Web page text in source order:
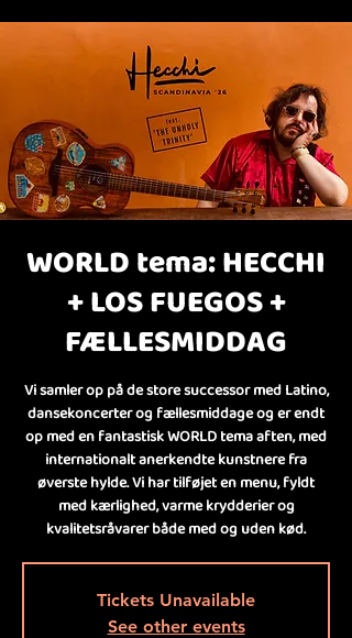
WORLD tema: HECCHI
+ LOS FUEGOS +
FÆLLESMIDDAG
Vi samler op på de store successor med Latino,
dansekoncerter og fællesmiddage og er endt
op med en fantastisk WORLD tema aften, med
internationalt anerkendte kunstnere fra
øverste hylde. Vi har tilføjet en menu, fyldt
med kærlighed, varme krydderier og
kvalitetsråvarer både med og uden kød.
Tickets Unavailable
See other events